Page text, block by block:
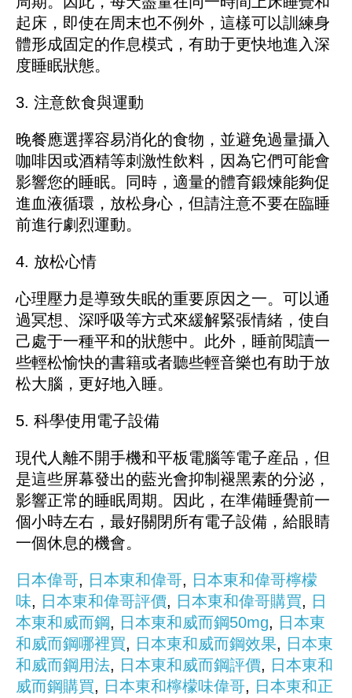
起床，即使在周末也不例外，這樣可以訓練身
體形成固定的作息模式，有助于更快地進入深
度睡眠狀態。
3. 注意飲食與運動
晚餐應選擇容易消化的食物，並避免過量攝入
咖啡因或酒精等刺激性飲料，因為它們可能會
影響您的睡眠。同時，適量的體育鍛煉能夠促
進血液循環，放松身心，但請注意不要在臨睡
前進行劇烈運動。
4. 放松心情
心理壓力是導致失眠的重要原因之一。可以通
過冥想、深呼吸等方式來緩解緊張情緒，使自
己處于一種平和的狀態中。此外，睡前閱讀一
些輕松愉快的書籍或者聽些輕音樂也有助于放
松大腦，更好地入睡。
5. 科學使用電子設備
現代人離不開手機和平板電腦等電子産品，但
是這些屏幕發出的藍光會抑制褪黑素的分泌，
影響正常的睡眠周期。因此，在準備睡覺前一
個小時左右，最好關閉所有電子設備，給眼睛
一個休息的機會。
日本偉哥, 日本東和偉哥, 日本東和偉哥檸檬
味, 日本東和偉哥評價, 日本東和偉哥購買, 日
本東和威而鋼, 日本東和威而鋼50mg, 日本東
和威而鋼哪裡買, 日本東和威而鋼效果, 日本東
和威而鋼用法, 日本東和威而鋼評價, 日本東和
威而鋼購買, 日本東和檸檬味偉哥, 日本東和正